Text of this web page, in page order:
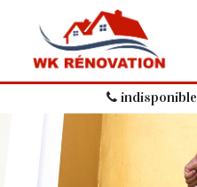
indisponible